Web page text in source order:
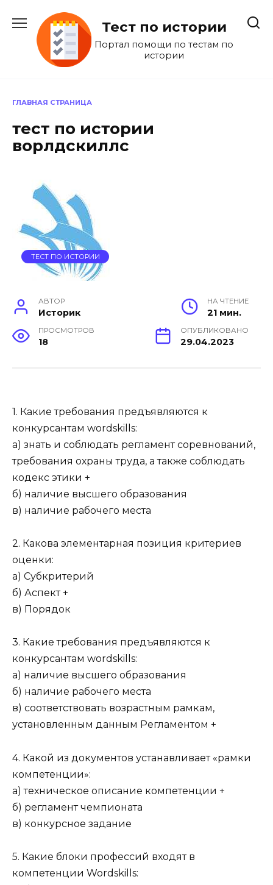
содержанию
Тест по истории
Портал помощи по тестам по
истории
ГЛАВНАЯ СТРАНИЦА
тест по истории
ворлдскиллс
ТЕСТ ПО ИСТОРИИ
АВТОР
Историк
НА ЧТЕНИЕ
21 мин.
ПРОСМОТРОВ
18
ОПУБЛИКОВАНО
29.04.2023
1. Какие требования предъявляются к
конкурсантам wordskills:
а) знать и соблюдать регламент соревнований,
требования охраны труда, а также соблюдать
кодекс этики +
б) наличие высшего образования
в) наличие рабочего места
2. Какова элементарная позиция критериев
оценки:
а) Субкритерий
б) Аспект +
в) Порядок
3. Какие требования предъявляются к
конкурсантам wordskills:
а) наличие высшего образования
б) наличие рабочего места
в) соответствовать возрастным рамкам,
установленным данным Регламентом +
4. Какой из документов устанавливает «рамки
компетенции»:
а) техническое описание компетенции +
б) регламент чемпионата
в) конкурсное задание
5. Какие блоки профессий входят в
компетенции Wordskills: